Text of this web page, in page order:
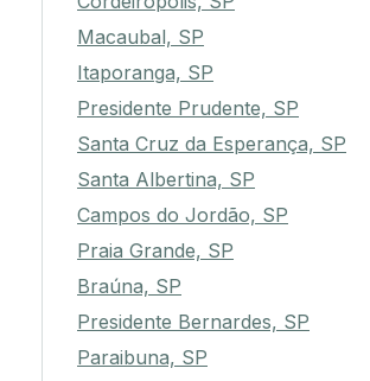
Macaubal, SP
Itaporanga, SP
Presidente Prudente, SP
Santa Cruz da Esperança, SP
Santa Albertina, SP
Campos do Jordão, SP
Praia Grande, SP
Braúna, SP
Presidente Bernardes, SP
Paraibuna, SP